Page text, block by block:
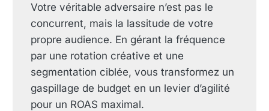
Votre véritable adversaire n’est pas le
concurrent, mais la lassitude de votre
propre audience. En gérant la fréquence
par une rotation créative et une
segmentation ciblée, vous transformez un
gaspillage de budget en un levier d’agilité
pour un ROAS maximal.